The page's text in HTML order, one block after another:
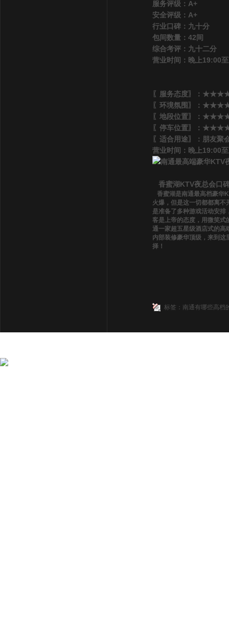
服务评级：A+
安全评级：A+
行业口碑：九十分
包间数量：42间
综合考评：九十二分
营业时间：晚上19:00
〖服务态度〗：
〖环境氛围〗：
〖地段位置〗：
〖停车位置〗：
〖适合用途〗：朋友聚
营业时间：晚上19:00
香蜜湖KTV夜总会口
香蜜湖是南通最高档豪华
火爆，但是这一切都都离
是准备了多种游戏活动安
客是上帝的态度，用微笑
通一家超五星级酒店式的
内部装修豪华顶级，来到
择！
标签： 南通有哪些高档